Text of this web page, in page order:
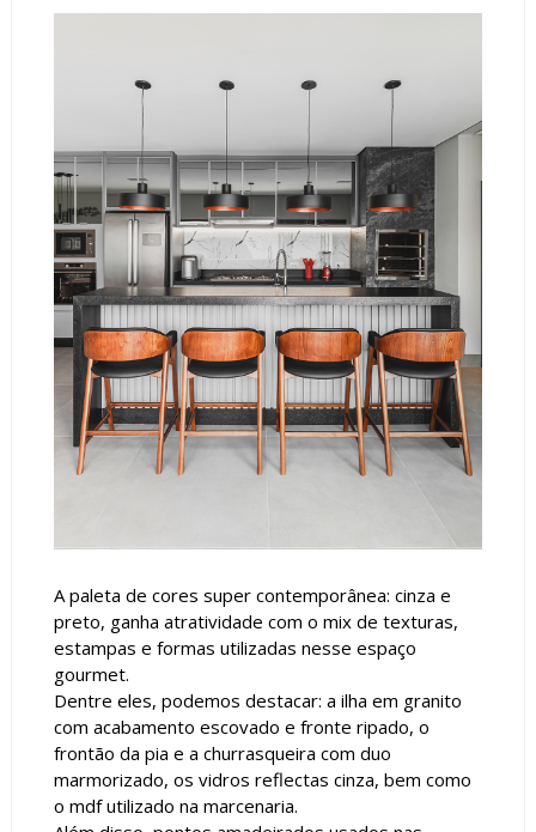
A paleta de cores super contemporânea: cinza e
preto, ganha atratividade com o mix de texturas,
estampas e formas utilizadas nesse espaço
gourmet.
Dentre eles, podemos destacar: a ilha em granito
com acabamento escovado e fronte ripado, o
frontão da pia e a churrasqueira com duo
marmorizado, os vidros reflectas cinza, bem como
o mdf utilizado na marcenaria.